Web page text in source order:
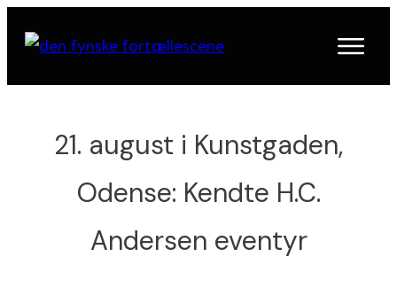
21. august i Kunstgaden,
Odense: Kendte H.C.
Andersen eventyr